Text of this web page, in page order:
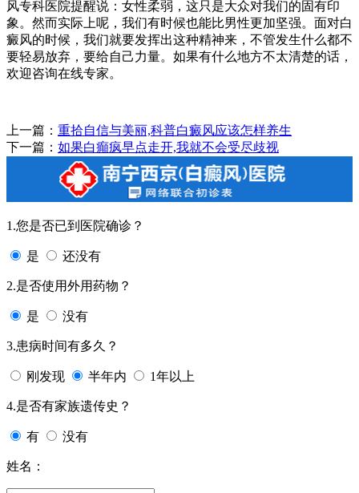
风专科医院提醒说：女性柔弱，这只是大众对我们的固有印
象。然而实际上呢，我们有时候也能比男性更加坚强。面对白
癜风的时候，我们就要发挥出这种精神来，不管发生什么都不
要轻易放弃，要给自己力量。如果有什么地方不太清楚的话，
欢迎咨询在线专家。
上一篇： 重拾自信与美丽,科普白癜风应该怎样养生
下一篇： 如果白癲疯早点走开,我就不会受尽歧视
1.您是否已到医院确诊？
是 还没有
2.是否使用外用药物？
是 没有
3.患病时间有多久？
刚发现 半年内 1年以上
4.是否有家族遗传史？
有 没有
姓名：